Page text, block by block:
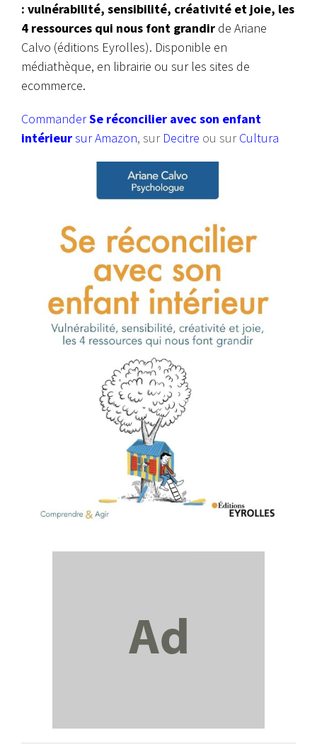
: vulnérabilité, sensibilité, créativité et joie, les
4 ressources qui nous font grandir de Ariane
Calvo (éditions Eyrolles). Disponible en
médiathèque, en librairie ou sur les sites de
ecommerce.
CommanderSe réconcilier avec son enfant
intérieursur Amazon, sur Decitre ou surCultura